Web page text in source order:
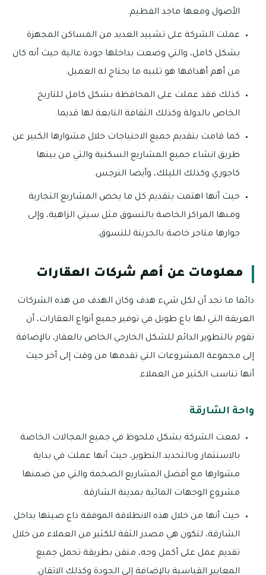
الأصول ومعها ماجد الفطيم.
عملت الشركة على تشييد العديد من المساكن المجهزة
بشكل كامل، والتي وضعت بداخلها جودة عالية حيث أنه كان
من أهم أهدافها هو تلبيه ما يحتاج له العميل.
كذلك فقد عملت على المحافظة بشكل كامل للتاريخ
الخاص بالدولة وكذلك الثقافة التابعة لها قديما.
كما قامت بتقديم جميع الاحتياجات خلال مشوارها الكبير عن
طريق انشاء جميع المشاريع السكنية والتي من بينها
كاجوري وكذلك الليلك، وأيضا النرجس.
حيث أنها اهتمت بتقديم كل ما يخص المشاريع التجارية
ومنها المراكز الخاصة بالتسوق مثل سيتي الزاهية، وإلى
جوارها متاجر خاصة بالجرينة للتسوق.
معلومات عن أهم شركات العقارات
دائما ما نجد أن لكل شيء هدف وكان الهدف من هذه الشركات
العريقة التي لها باع طويل في توفير جميع أنواع العقارات، أن
تقوم بالتطوير الدائم للشكل الخارجي الخاص بالعقار، بالإضافة
إلى مجموعة المشروعات التي تقدمها من وقت إلى أخر حيث
أنها تناسب الكثير من العملاء.
واحة الشارقة
لمعت الشركة بشكل ملحوظ في جميع المجالات الخاصة
بالاستثمار وبالتحديد التطوير، حيث أنها عملت في بداية
مشوارها مع أفضل المشاريع الضخمة والتي من ضمنها
مشروع الوجهات المائية بمدينة الشارقة.
حيث أنها من خلال هذه الانطلاقة الموفقة ذاع صيتها بداخل
الشارقة، لتكون هي مصدر الثقة للكثير من العملاء من خلال
تقديم عمل على أكمل وجه، متقن بطريقة تحمل جميع
المعايير القياسية بالإضافة إلى الجودة وكذلك الاتقان.